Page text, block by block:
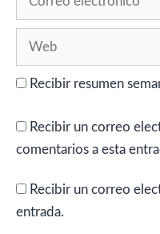
Web
Recibir resumen
Recibir un correo
comentarios a esta
Recibir un correo
entrada.